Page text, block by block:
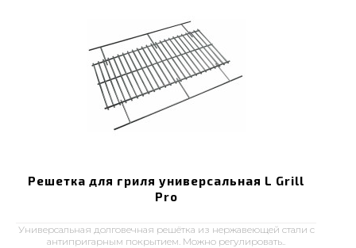
Решетка для гриля универсальная L Grill
Pro
Универсальная долговечная решётка из нержавеющей стали с
антипригарным покрытием. Можно регулировать..